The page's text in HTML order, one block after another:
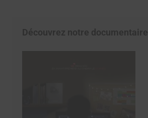
Découvrez notre documentaire